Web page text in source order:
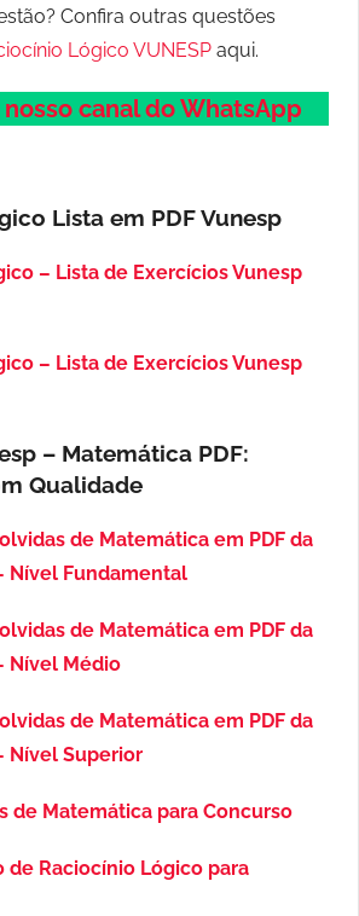
Confira outras questões
Lógico VUNESP aqui.
canal do WhatsApp
Lista em PDFVunesp
– Lista de Exercícios Vunesp
– Lista de Exercícios Vunesp
– Matemática PDF:
Qualidade
de Matemática em PDF da
Nível Fundamental
de Matemática em PDF da
Nível Médio
de Matemática em PDF da
Nível Superior
de Matemática para Concurso
de Raciocínio Lógico para